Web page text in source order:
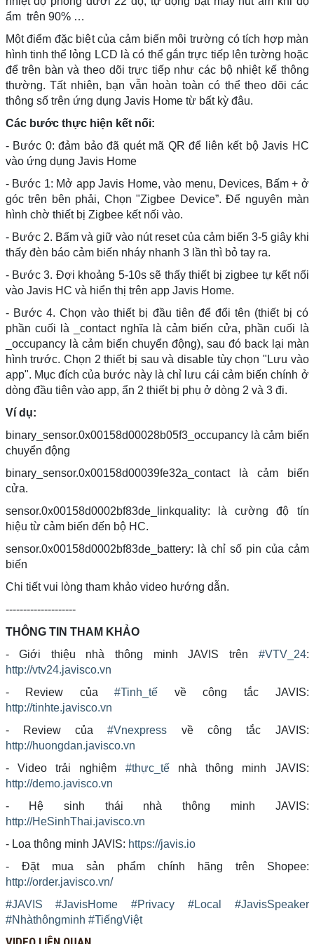
ẩm trên 90% …
Một điểm đặc biệt của cảm biến môi trường có tích hợp màn
hình tinh thể lỏng LCD là có thể gắn trực tiếp lên tường hoặc
để trên bàn và theo dõi trực tiếp như các bộ nhiệt kế thông
thường. Tất nhiên, bạn vẫn hoàn toàn có thể theo dõi các
thông số trên ứng dụng Javis Home từ bất kỳ đâu.
Các bước thực hiện kết nối:
- Bước 0: đảm bảo đã quét mã QR để liên kết bộ Javis HC
vào ứng dụng Javis Home
- Bước 1: Mở app Javis Home, vào menu, Devices, Bấm + ở
góc trên bên phải, Chọn "Zigbee Device”. Để nguyên màn
hình chờ thiết bị Zigbee kết nối vào.
- Bước 2. Bấm và giữ vào nút reset của cảm biến 3-5 giây khi
thấy đèn báo cảm biến nháy nhanh 3 lần thì bỏ tay ra.
- Bước 3. Đợi khoảng 5-10s sẽ thấy thiết bị zigbee tự kết nối
vào Javis HC và hiển thị trên app Javis Home.
- Bước 4. Chọn vào thiết bị đầu tiên để đổi tên (thiết bị có
phần cuối là _contact nghĩa là cảm biến cửa, phần cuối là
_occupancy là cảm biến chuyển động), sau đó back lại màn
hình trước. Chọn 2 thiết bị sau và disable tùy chọn "Lưu vào
app". Mục đích của bước này là chỉ lưu cái cảm biến chính ở
dòng đầu tiên vào app, ẩn 2 thiết bị phụ ở dòng 2 và 3 đi.
Ví dụ:
binary_sensor.0x00158d00028b05f3_occupancy là cảm biến
chuyển động
binary_sensor.0x00158d00039fe32a_contact là cảm biến
cửa.
sensor.0x00158d0002bf83de_linkquality: là cường độ tín
hiệu từ cảm biến đến bộ HC.
sensor.0x00158d0002bf83de_battery: là chỉ số pin của cảm
biến
Chi tiết vui lòng tham khảo video hướng dẫn.
--------------------
THÔNG TIN THAM KHẢO
- Giới thiệu nhà thông minh JAVIS trên #VTV_24:
http://vtv24.javisco.vn
- Review của#Tinh_tế về công tắc JAVIS:
http://tinhte.javisco.vn
- Review của#Vnexpress về công tắc JAVIS:
http://huongdan.javisco.vn
- Video trải nghiệm #thực_tếnhà thông minh JAVIS:
http://demo.javisco.vn
- Hệ sinh thái nhà thông minh JAVIS:
http://HeSinhThai.javisco.vn
- Loa thông minh JAVIS: https://javis.io
- Đặt mua sản phẩm chính hãng trên Shopee:
http://order.javisco.vn/
#JAVIS
#JavisHome #Privacy #Local
#JavisSpeaker
#Nhàthôngminh #TiếngViệt